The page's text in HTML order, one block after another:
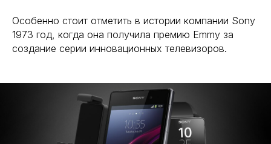
Особенно стоит отметить в истории компании Sony
1973 год, когда она получила премию Emmy за
создание серии инновационных телевизоров.
ОБОРУДОВАНИЕ
ВИДЕОПРОДАКШН
ТЕЛЕМОСТ
ИНТЕРНЕТ НА ПЛОЩАДКУ